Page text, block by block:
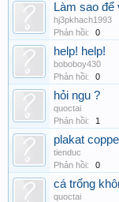
Làm sao
hj3pkhach1993
Phản hồi:
0
help! help!
boboboy430
Phản hồi:
0
hỏi ngu ?
quoctai
Phản hồi:
1
plakat
tienduc
Phản hồi:
0
cá trống
quoctai